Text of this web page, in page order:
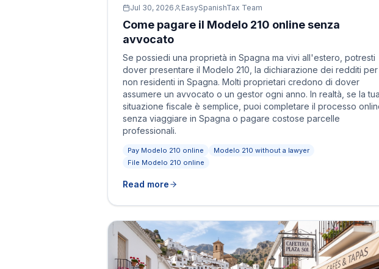
Jul 30, 2026 EasySpanishTax Team
Come pagare il Modelo 210 online senza
avvocato
Se possiedi una proprietà in Spagna ma vivi all'estero, potresti
dover presentare il Modelo 210, la dichiarazione dei redditi per
non residenti in Spagna. Molti proprietari credono di dover
assumere un avvocato o un gestor ogni anno. In realtà, se la tua
situazione fiscale è semplice, puoi completare il processo
senza viaggiare in Spagna o pagare costose parcelle
professionali.
Pay Modelo 210 online
Modelo 210 without a lawyer
File Modelo 210 online
Read more